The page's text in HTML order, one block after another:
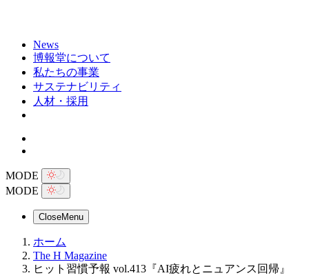
News
博報堂について
私たちの事業
サステナビリティ
人材・採用
MODE
MODE
CloseMenu
ホーム
The H Magazine
ヒット習慣予報 vol.413『AI疲れとニュアンス回帰』